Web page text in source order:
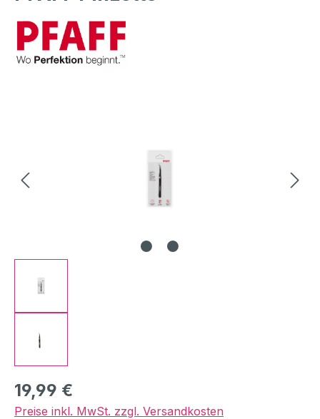
Regulärer Preis:
19,99 €
Preise inkl. MwSt. zzgl. Versandkosten